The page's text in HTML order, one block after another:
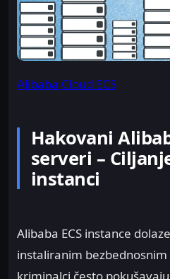
Alibaba Cloud ECS
Hakovani
serveri –
instanci
Alibaba ECS instance
instaliranim
kriminalci često